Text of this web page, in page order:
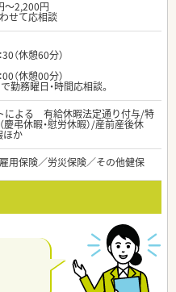
～2,200円
せて応相談
（休憩60分）
（休憩00分）
勤務曜日・時間応相談。
による 有給休暇法定通り付与/特
慶弔休暇・慰労休暇）/産前産後休
ほか
用保険／労災保険／その他健保